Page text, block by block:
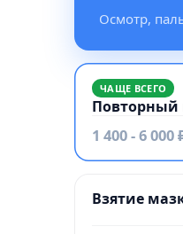
Осмотр,
ЧАЩЕ ВСЕГО
Повторный
1 400 - 6 000
Взятие